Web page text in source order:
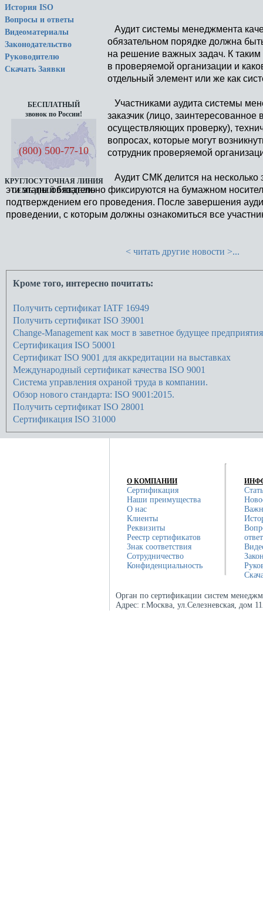
История ISO
Вопросы и ответы
Видеоматериалы
Законодательство
Руководителю
Скачать Заявки
БЕСПЛАТНЫЙ
звонок по России!
(800) 500-77-10
КРУГЛОСУТОЧНАЯ ЛИНИЯ
СЕМЬ ДНЕЙ В НЕДЕЛЮ
Аудит системы менеджмента
обязательном порядке должна
на решение важных задач. К таким
в проверяемой организации и
отдельный элемент или же как
Участниками аудита системы
заказчик (лицо,
осуществляющих проверку),
вопросах, которые могут
сотрудник проверяемой
Аудит СМК делится на несколько
эти этапы обязательно фиксируются на бумажном
подтверждением его проведения. После завершения
проведении, с которым должны ознакомиться все
< читать другие новости >...
Кроме того, интересно почитать:
Получить сертификат IATF 16949
Получить сертификат ISO 39001
Change-Management как мост в заветное будущее предприятия
Сертификация ISO 50001
Сертификат ISO 9001 для аккредитации на выставках
Международный сертификат качества ISO 9001
Cистема управления охраной труда в компании.
Обзор нового стандарта: ISO 9001:2015.
Получить сертификат ISO 28001
Сертификация ISO 31000
О КОМПАНИИ
Сертификация
Наши преимущества
О нас
Клиенты
Реквизиты
Реестр сертификатов
Знак соответствия
Сотрудничество
Конфиденциальность
Орган по сертификации систем
Адрес: г.Москва, ул.Селезневская, дом